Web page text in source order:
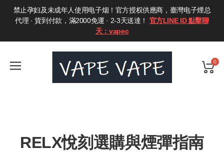
禁止孕妇及未成年人使用电子烟！官方授权供應商，臺灣电子煙总
代理 · 貨到付款，滿2000免運 · 2-3天送達！ 官方LINE ID 點擊聊
天：vapec
0
RELX悅刻選購與煙彈指南